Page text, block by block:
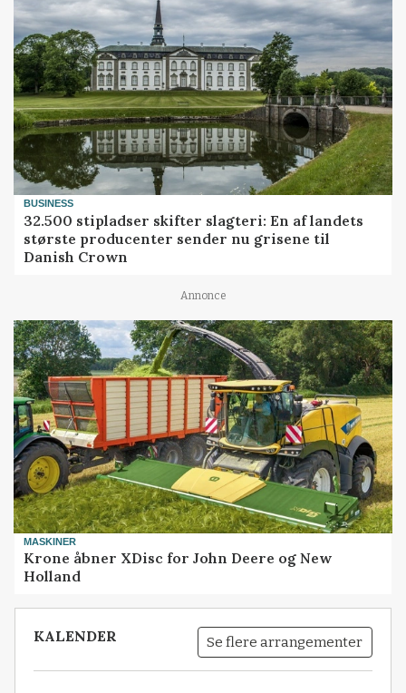
BUSINESS
32.500 stipladser skifter slagteri: En af landets
største producenter sender nu grisene til
Danish Crown
Annonce
MASKINER
Krone åbner XDisc for John Deere og New
Holland
KALENDER Se flere arrangementer